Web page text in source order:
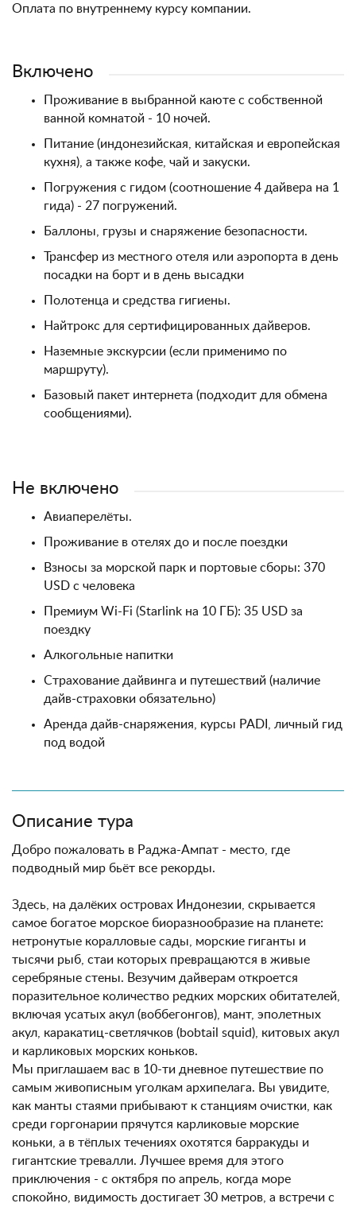
Оплата по внутреннему курсу компании.
Включено
Проживание в выбранной каюте с собственной
ванной комнатой - 10 ночей.
Питание (индонезийская, китайская и европейская
кухня), а также кофе, чай и закуски.
Погружения с гидом (соотношение 4 дайвера на 1
гида) - 27 погружений.
Баллоны, грузы и снаряжение безопасности.
Трансфер из местного отеля или аэропорта в день
посадки на борт и в день высадки
Полотенца и средства гигиены.
Найтрокс для сертифицированных дайверов.
Наземные экскурсии (если применимо по
маршруту).
Базовый пакет интернета (подходит для обмена
сообщениями).
Не включено
Авиаперелёты.
Проживание в отелях до и после поездки
Взносы за морской парк и портовые сборы: 370
USD с человека
Премиум Wi-Fi (Starlink на 10 ГБ): 35 USD за
поездку
Алкогольные напитки
Страхование дайвинга и путешествий (наличие
дайв-страховки обязательно)
Аренда дайв-снаряжения, курсы PADI, личный гид
под водой
Описание тура
Добро пожаловать в Раджа-Ампат - место, где
подводный мир бьёт все рекорды.
Здесь, на далёких островах Индонезии, скрывается
самое богатое морское биоразнообразие на планете:
нетронутые коралловые сады, морские гиганты и
тысячи рыб, стаи которых превращаются в живые
серебряные стены. Везучим дайверам откроется
поразительное количество редких морских обитателей,
включая усатых акул (воббегонгов), мант, эполетных
акул, каракатиц-светлячков (bobtail squid), китовых акул
и карликовых морских коньков.
Мы приглашаем вас в 10-ти дневное путешествие по
самым живописным уголкам архипелага. Вы увидите,
как манты стаями прибывают к станциям очистки, как
среди горгонарии прячутся карликовые морские
коньки, а в тёплых течениях охотятся барракуды и
гигантские тревалли. Лучшее время для этого
приключения - с октября по апрель, когда море
спокойно, видимость достигает 30 метров, а встречи с